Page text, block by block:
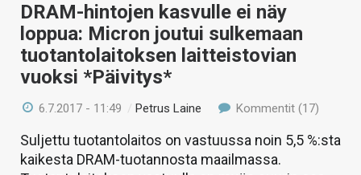
DRAM-hintojen kasvulle ei näy
loppua: Micron joutui sulkemaan
tuotantolaitoksen laitteistovian
vuoksi *Päivitys*
6.7.2017 - 11:49 /Petrus Laine Kommentit (17)
Suljettu tuotantolaitos on vastuussa noin 5,5 %:sta
kaikesta DRAM-tuotannosta maailmassa.